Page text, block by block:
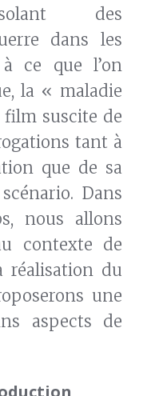
des
dans les
ce que l’on
la « maladie
film suscite de
tant à
que de sa
Dans
nous allons
contexte de
réalisation du
une
aspects de